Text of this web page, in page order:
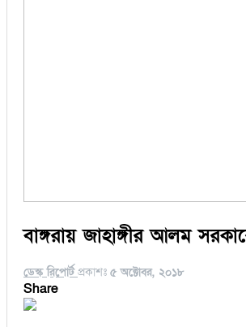
বাঙ্গরায় জাহাঙ্গীর আলম
ডেস্ক রিপোর্ট প্রকাশঃ ৫ অক্টোবর, ২০১৮
Share